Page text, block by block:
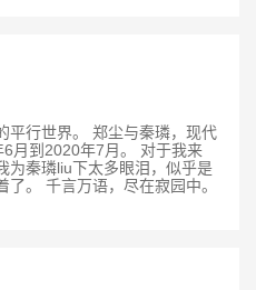
平行世界。 郑尘与秦璘，现代
月到2020年7月。 对于我来
为秦璘liu下太多眼泪，似乎是
。 千言万语，尽在寂园中。